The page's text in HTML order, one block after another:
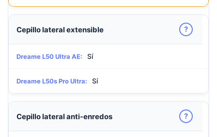
Cepillo lateral extensible ?
Dreame L50 Ultra AE: Sí
Dreame L50s Pro Ultra: Sí
Cepillo lateral anti-enredos ?